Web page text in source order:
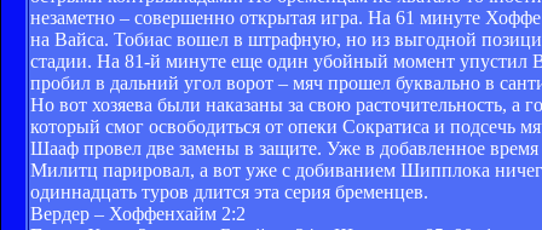
незаметно – совершенно открытая игра. На 61 минуте
на Вайса. Тобиас вошел в штрафную, но из выгодной
стадии. На 81-й минуте еще один убойный момент упустил
пробил в дальний угол ворот – мяч прошел буквально в
Но вот хозяева были наказаны за свою расточительность,
который смог освободиться от опеки Сократиса и подсечь
Шааф провел две замены в защите. Уже в добавленное
Милитц парировал, а вот уже с добиванием Шипплока
одиннадцать туров длится эта серия бременцев.
Вердер – Хоффенхайм 2:2